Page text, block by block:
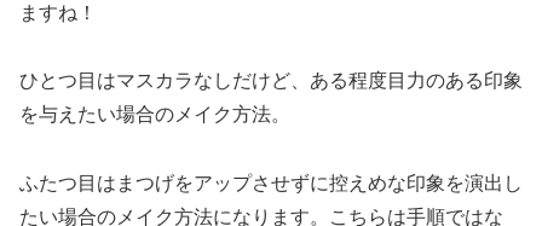
ますね！
ひとつ目はマスカラなしだけど、ある程度目力のある印象
を与えたい場合のメイク方法。
ふたつ目はまつげをアップさせずに控えめな印象を演出し
たい場合のメイク方法になります。こちらは手順ではな